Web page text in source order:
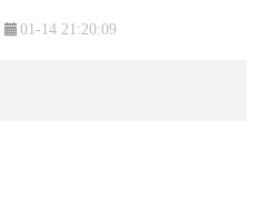
01-14 21:20:09